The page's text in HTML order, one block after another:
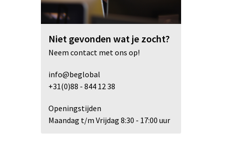
Niet gevonden wat je zocht?
Neem contact met ons op!
info@beglobal
+31(0)88 - 844 12 38
Openingstijden
Maandag t/m Vrijdag 8:30 - 17:00 uur